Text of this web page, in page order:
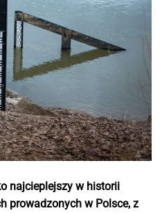
najcieplejszy w historii
prowadzonych w Polsce, z